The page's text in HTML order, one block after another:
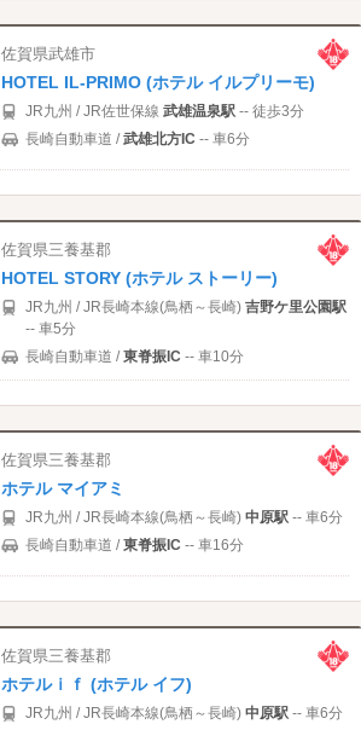
佐賀県武雄市
HOTEL IL-PRIMO (ホテル イルプリーモ)
JR九州 / JR佐世保線 武雄温泉駅 -- 徒歩3分
長崎自動車道 /武雄北方IC -- 車6分
佐賀県三養基郡
HOTEL STORY (ホテル ストーリー)
JR九州 / JR長崎本線(鳥栖～長崎) 吉野ケ里公園駅
-- 車5分
長崎自動車道 /東脊振IC -- 車10分
佐賀県三養基郡
ホテル マイアミ
JR九州 / JR長崎本線(鳥栖～長崎) 中原駅 -- 車6分
長崎自動車道 /東脊振IC -- 車16分
佐賀県三養基郡
ホテルｉｆ (ホテル イフ)
JR九州 / JR長崎本線(鳥栖～長崎) 中原駅 -- 車6分